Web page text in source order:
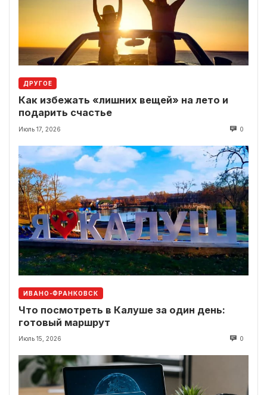
ДРУГОЕ
Как избежать «лишних вещей» на лето и
подарить счастье
Июль 17, 2026 0
ИВАНО-ФРАНКОВСК
Что посмотреть в Калуше за один день:
готовый маршрут
Июль 15, 2026 0